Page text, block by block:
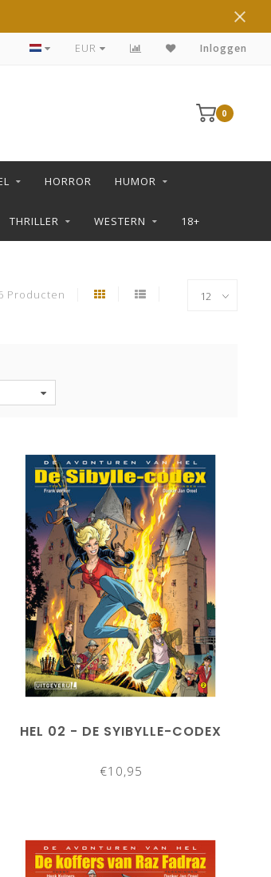
LEUKSTE STRIPS KOOP JE IN DE L SHOP
EUR Inloggen
0
HORROR HUMOR
THRILLER WESTERN 18+
Producten
HEL 02 - DE SYIBYLLE-CODEX
€10,95